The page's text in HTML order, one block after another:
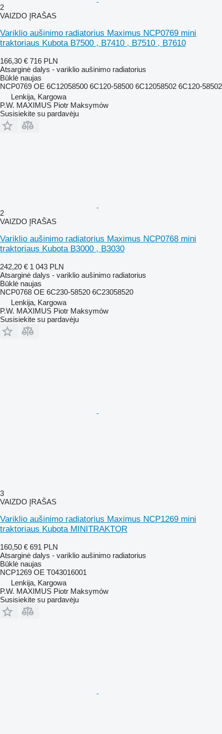
2
VAIZDO ĮRAŠAS
Variklio aušinimo radiatorius Maximus NCP0769 mini
traktoriaus Kubota B7500 , B7410 , B7510 , B7610
166,30 € 716 PLN
Atsarginė dalys - variklio aušinimo radiatorius
Būklė naujas
NCP0769 OE 6C12058500 6C120-58500 6C12058502 6C120-58502
Lenkija, Kargowa
P.W. MAXIMUS Piotr Maksymów
Susisiekite su pardavėju
2
VAIZDO ĮRAŠAS
Variklio aušinimo radiatorius Maximus NCP0768 mini
traktoriaus Kubota B3000 , B3030
242,20 € 1 043 PLN
Atsarginė dalys - variklio aušinimo radiatorius
Būklė naujas
NCP0768 OE 6C230-58520 6C23058520
Lenkija, Kargowa
P.W. MAXIMUS Piotr Maksymów
Susisiekite su pardavėju
3
VAIZDO ĮRAŠAS
Variklio aušinimo radiatorius Maximus NCP1269 mini
traktoriaus Kubota MINITRAKTOR
160,50 € 691 PLN
Atsarginė dalys - variklio aušinimo radiatorius
Būklė naujas
NCP1269 OE T043016001
Lenkija, Kargowa
P.W. MAXIMUS Piotr Maksymów
Susisiekite su pardavėju